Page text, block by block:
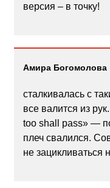
версия – в точку!
Амира Богомолова
сталкивалась с
все валится из
too shall pass» —
плеч свалился.
не зацикливаться